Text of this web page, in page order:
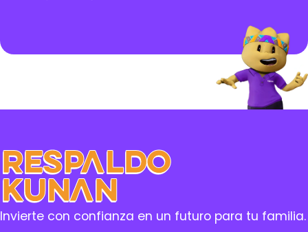
Respaldo
Kunan
Invierte con confianza en un futuro para tu familia.